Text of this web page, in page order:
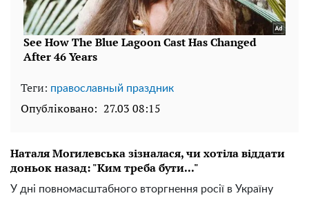
Теги: православный праздник
Опубліковано: 27.03 08:15
Наталя Могилевська зізналася, чи хотіла віддати
доньок назад: "Ким треба бути..."
У дні повномасштабного вторгнення росії в Україну